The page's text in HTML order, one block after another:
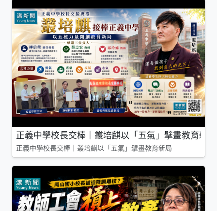
正義中學校長交棒｜叢培麒以「五氣」擘畫教育新局
正義中學校長交棒｜叢培麒以「五氣」擘畫教育新局